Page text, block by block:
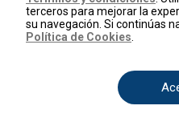
© 2026,
Todos los
terceros para mejorar la
su navegación. Si continúas
Política de Cookies